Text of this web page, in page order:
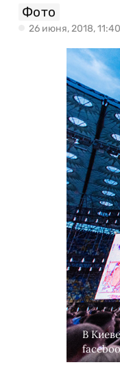
Фото
26 июня, 2018, 11:40
В